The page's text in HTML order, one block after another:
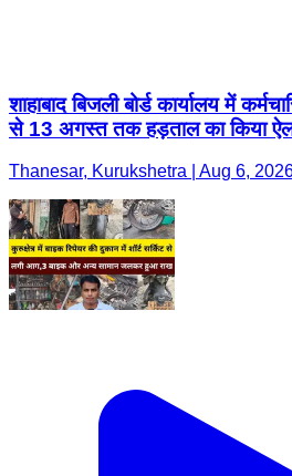
शाहाबाद बिजली बोर्ड कार्यालय में
से 13 अगस्त तक हड़ताल का किया
Thanesar, Kurukshetra | Aug 6,